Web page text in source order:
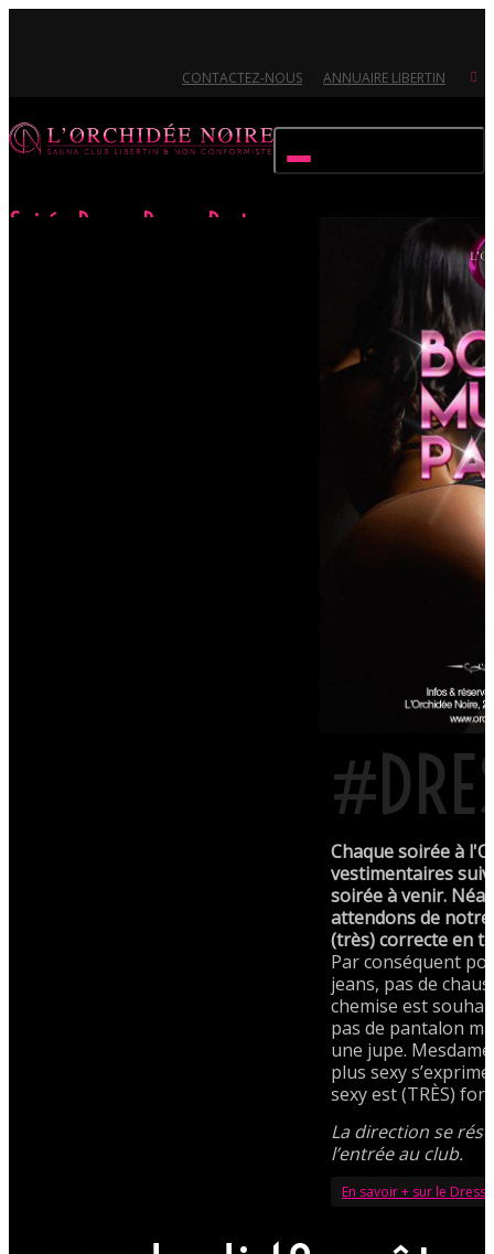
CONTACTEZ-NOUS ANNUAIRE LIBERTIN
Soirée Boum Boum Party
Ouvert 7/7 - Pour toutes informations, contactez-nous au 02.51.72.21.81
Chaque soirée à
vestimentaires
soirée à venir.
attendons de
(très) correcte en
Par conséquent
jeans, pas de
chemise est
pas de pantalon
une jupe.
plus sexy
sexy est (TRÈS)
La direction se
l’entrée au club.
En savoir + sur le